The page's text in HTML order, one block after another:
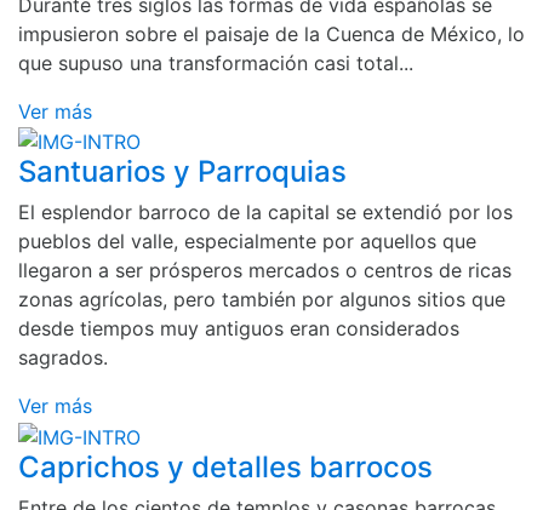
impusieron sobre el paisaje de la Cuenca de México, lo
que supuso una transformación casi total...
Ver más
Santuarios y Parroquias
El esplendor barroco de la capital se extendió por los
pueblos del valle, especialmente por aquellos que
llegaron a ser prósperos mercados o centros de ricas
zonas agrícolas, pero también por algunos sitios que
desde tiempos muy antiguos eran considerados
sagrados.
Ver más
Caprichos y detalles barrocos